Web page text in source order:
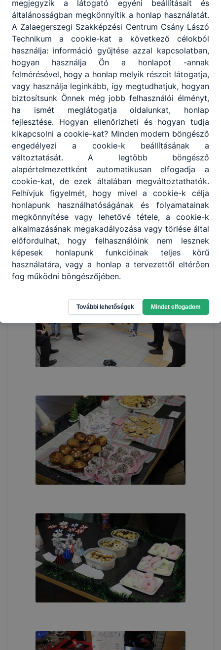
megjegyzik a látogató egyéni beállításait és
általánosságban megkönnyítik a honlap használatát.
A Zalaegerszegi Szakképzési Centrum Csány Lászó
Technikum a cookie-kat a következő célokból
használja: információ gyűjtése azzal kapcsolatban,
hogyan használja Ön a honlapot -annak
felmérésével, hogy a honlap melyik részeit látogatja,
vagy használja leginkább, így megtudhatjuk, hogyan
biztosítsunk Önnek még jobb felhasználói élményt,
ha ismét meglátogatja oldalunkat, honlap
fejlesztése. Hogyan ellenőrizheti és hogyan tudja
kikapcsolni a cookie-kat? Minden modern böngésző
engedélyezi a cookie-k beállításának a
változtatását. A legtöbb böngésző
alapértelmezettként automatikusan elfogadja a
cookie-kat, de ezek általában megváltoztathatók.
Felhívjuk figyelmét, hogy mivel a cookie-k célja
honlapunk használhatóságának és folyamatainak
megkönnyítése vagy lehetővé tétele, a cookie-k
alkalmazásának megakadályozása vagy törlése által
előfordulhat, hogy felhasználóink nem lesznek
képesek honlapunk funkcióinak teljes körű
használatára, vagy a honlap a tervezettől eltérően
fog működni böngészőjében.
További lehetőségek Mindet elfogadom